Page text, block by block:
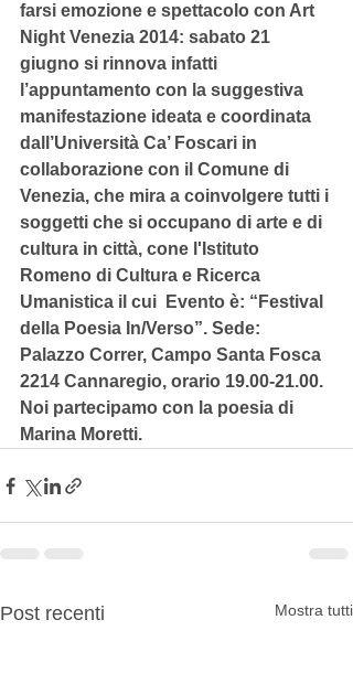
farsi emozione e spettacolo con Art
Night Venezia 2014: sabato 21
giugno si rinnova infatti
l’appuntamento con la suggestiva
manifestazione ideata e coordinata
dall’Università Ca’ Foscari in
collaborazione con il Comune di
Venezia, che mira a coinvolgere tutti i
soggetti che si occupano di arte e di
cultura in città, cone l'Istituto
Romeno di Cultura e Ricerca
Umanistica il cui  Evento è: “Festival
della Poesia In/Verso”. Sede:
Palazzo Correr, Campo Santa Fosca
2214 Cannaregio, orario 19.00-21.00.
Noi partecipamo con la poesia di
Marina Moretti.
Post recenti Mostra tutti